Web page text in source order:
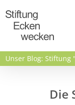
Unser Blog: Stiftung
Die